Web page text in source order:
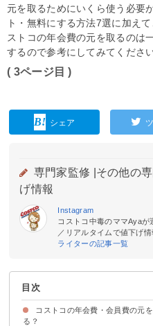
元を取るためにいくら使う必要
ト・無料にする方法7選に加え
ストコの年会費の元を取るのは
するので参考にしてみてください
( 3ページ目 )
シェア
専門家監修 | その他の
げ情報
Instagram
コストコ中毒のママAya
／リアルタイムで値下げ
ライターの記事一覧
目次
コストコの年会費・会員費の元
る？